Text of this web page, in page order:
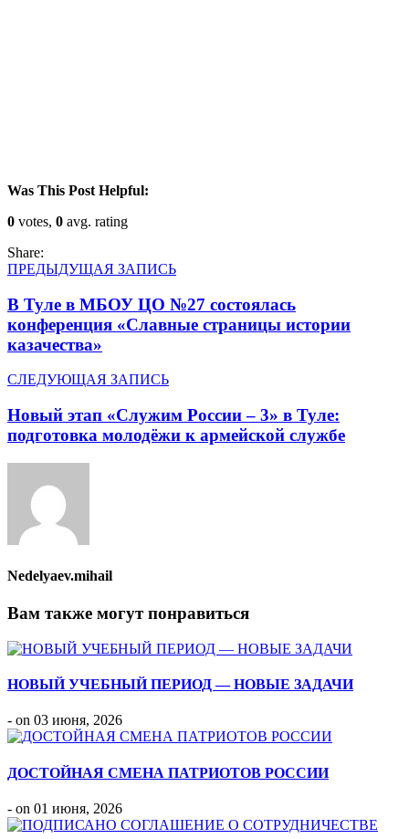
Was This Post Helpful:
0 votes, 0 avg. rating
Share:
ПРЕДЫДУЩАЯ ЗАПИСЬ
В Туле в МБОУ ЦО №27 состоялась
конференция «Славные страницы истории
казачества»
СЛЕДУЮЩАЯ ЗАПИСЬ
Новый этап «Служим России – 3» в Туле:
подготовка молодёжи к армейской службе
Nedelyaev.mihail
Вам также могут понравиться
НОВЫЙ УЧЕБНЫЙ ПЕРИОД — НОВЫЕ ЗАДАЧИ
- on 03 июня, 2026
ДОСТОЙНАЯ СМЕНА ПАТРИОТОВ РОССИИ
- on 01 июня, 2026